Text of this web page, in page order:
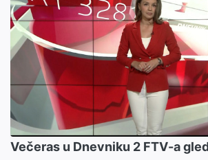
Večeras u Dnevniku 2 FTV-a